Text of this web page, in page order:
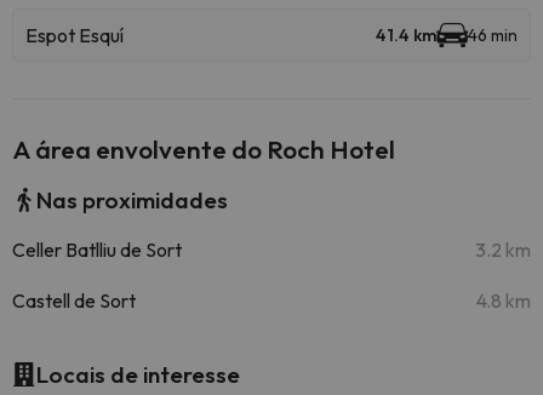
Espot Esquí 41.4 km 46 min
A área envolvente do Roch Hotel
Nas proximidades
Celler Batlliu de Sort 3.2 km
Castell de Sort 4.8 km
Locais de interesse